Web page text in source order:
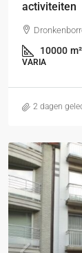
activiteiten
10000 m²
VARIA
2 dagen